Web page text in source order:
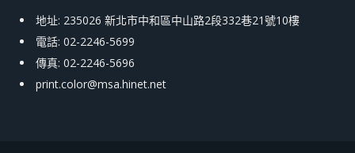
地址: 235026 新北市中和區中山路2段332巷21號10樓
電話: 02-2246-5699
傳真: 02-2246-5696
print.color@msa.hinet.net